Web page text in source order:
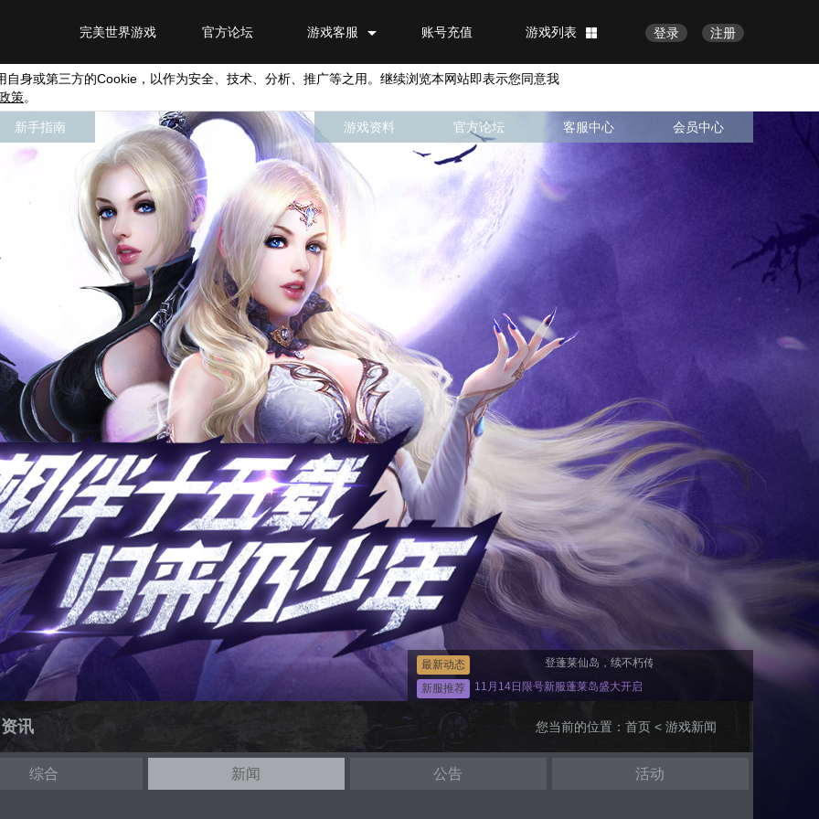
注册
登录
游戏列表
账号充值
游戏客服
官方论坛
完美世界游戏
自身或第三方的Cookie ，以作为安全、技术、分析、推广等之用。继续浏览本网站即表示您同意我
策。
新手指南 游戏资料 官方论坛 客服中心 会员中心
最新动态
登蓬莱仙岛，续不朽传奇！
新服推荐
11月14日限号新服蓬莱岛盛大开启
讯 您当前的位置： 首页 < 游戏新闻
综合 新闻 公告 活动